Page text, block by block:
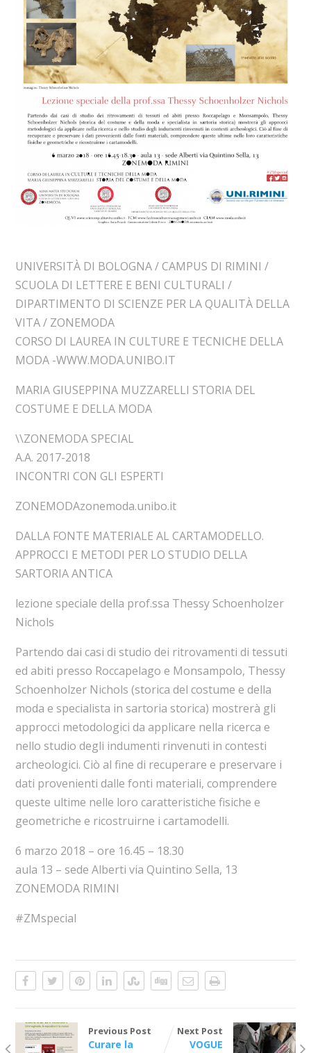
UNIVERSITÀ DI BOLOGNA / CAMPUS DI RIMINI /
SCUOLA DI LETTERE E BENI CULTURALI /
DIPARTIMENTO DI SCIENZE PER LA QUALITÀ DELLA
VITA / ZONEMODA
CORSO DI LAUREA IN CULTURE E TECNICHE DELLA
MODA -WWW.MODA.UNIBO.IT
MARIA GIUSEPPINA MUZZARELLI STORIA DEL
COSTUME E DELLA MODA
\\ZONEMODA SPECIAL
A.A. 2017-2018
INCONTRI CON GLI ESPERTI
ZONEMODAzonemoda.unibo.it
DALLA FONTE MATERIALE AL CARTAMODELLO.
APPROCCI E METODI PER LO STUDIO DELLA
SARTORIA ANTICA
lezione speciale della prof.ssa Thessy Schoenholzer
Nichols
Partendo dai casi di studio dei ritrovamenti di tessuti
ed abiti presso Roccapelago e Monsampolo, Thessy
Schoenholzer Nichols (storica del costume e della
moda e specialista in sartoria storica) mostrerà gli
approcci metodologici da applicare nella ricerca e
nello studio degli indumenti rinvenuti in contesti
archeologici. Ciò al fine di recuperare e preservare i
dati provenienti dalle fonti materiali, comprendere
queste ultime nelle loro caratteristiche fisiche e
geometriche e ricostruirne i cartamodelli.
6 marzo 2018 – ore 16.45 – 18.30
aula 13 – sede Alberti via Quintino Sella, 13
ZONEMODA RIMINI
#ZMspecial
Previous Post
Curare la
Next Post
VOGUE